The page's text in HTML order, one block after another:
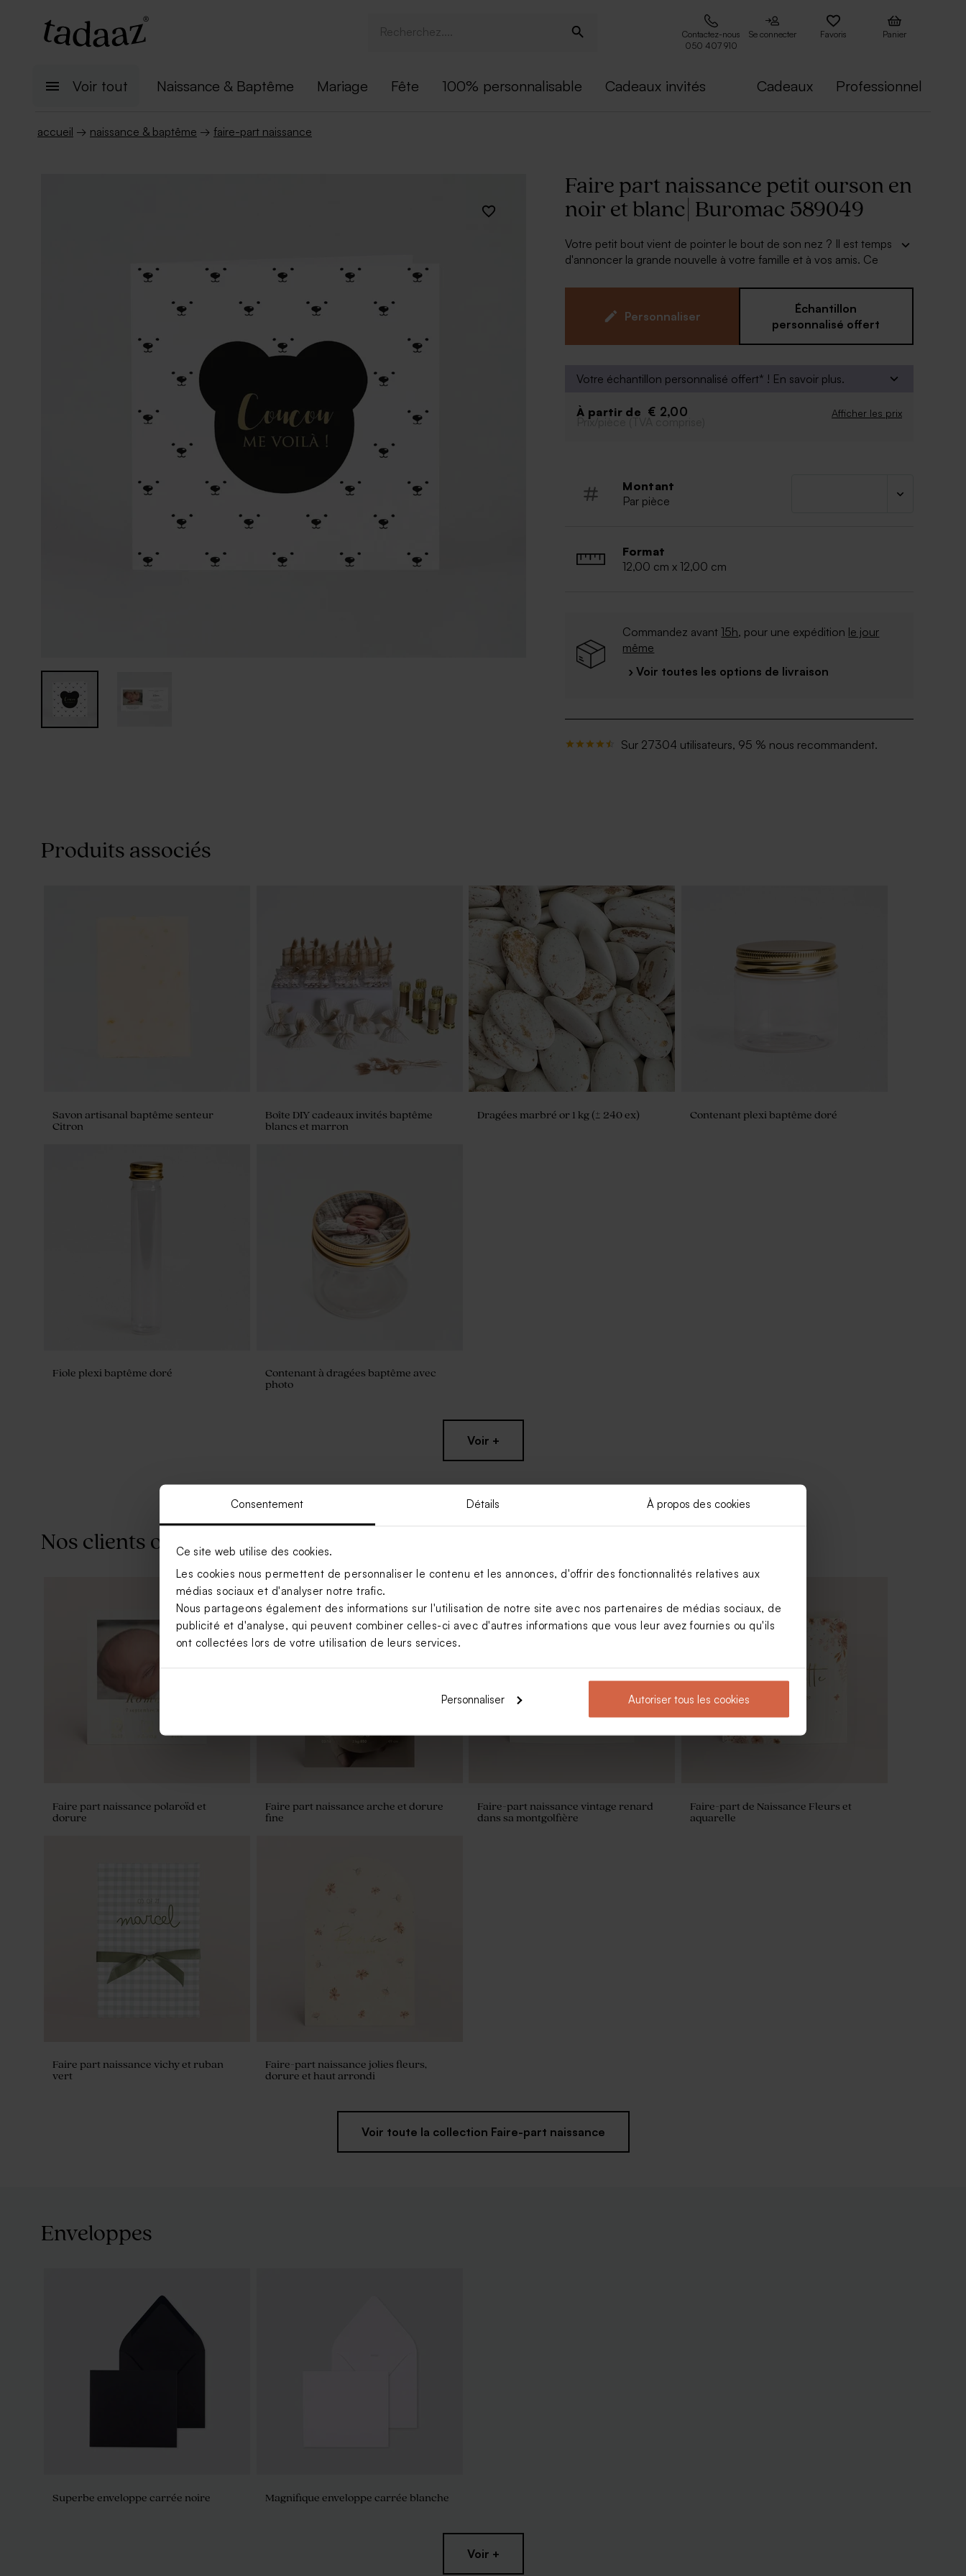
Consentement Détails À propos des cookies
Ce site web utilise des cookies.
Les cookies nous permettent de personnaliser le contenu et les annonces, d'offrir des fonctionnalités relatives aux
médias sociaux et d'analyser notre trafic.
Nous partageons également des informations sur l'utilisation de notre site avec nos partenaires de médias sociaux, de
publicité et d'analyse, qui peuvent combiner celles-ci avec d'autres informations que vous leur avez fournies ou qu'ils
ont collectées lors de votre utilisation de leurs services.
Personnaliser Autoriser tous les cookies
Contactez-nous
050 407 910
Se connecter Favoris Panier
Voir tout Naissance & Baptême Mariage Fête 100% personnalisable Cadeaux invités Cadeaux Professionnel
accueil → naissance & baptême → faire-part naissance
Faire part naissance petit ourson en
noir et blanc| Buromac 589049
Votre petit bout vient de pointer le bout de son nez ? Il est temps
d'annoncer la grande nouvelle à votre famille et à vos amis. Ce
que mignon fera l'unanimité. L'écriture en dorée sur la couverture
n'est pas modifiable. Rédigez votre texte avec les informations de
la naissance : prénom, date et heure de son arrivée, taille et poids.
Personnaliser
Échantillon
personnalisé offert
Votre échantillon personnalisé offert* ! En savoir plus.
À partir de € 2,00 Afficher les prix
Prix/pièce (TVA comprise)
Montant
Par pièce
Format
12,00 cm x 12,00 cm
Commandez avant15h, pour une expédition le jour
même
› Voir toutes les options de livraison
Sur 27304 utilisateurs, 95 % nous recommandent.
Produits associés
Savon artisanal baptême senteur
Citron
Boîte DIY cadeaux invités baptême
blancs et marron
Dragées marbré or 1 kg (± 240 ex) Contenant plexi baptême doré
Fiole plexi baptême doré
Contenant à dragées baptême avec
photo
Contenant à dragées baptême cloche
Savon baptême rond fleur d'or -
Sucette baptême blanche et dorée
Dragées baptême blanches et or1 kg (±
Voir +
Nos clients ont aussi aimé...
Faire part naissance polaroïd et
dorure
Faire part naissance arche et dorure
fine
Faire-part naissance vintage renard
dans sa montgolfière
Faire-part de Naissance Fleurs et
aquarelle
Faire part naissance vichy et ruban
vert
Faire-part naissance jolies fleurs,
dorure et haut arrondi
Voir toute la collection Faire-part naissance
Enveloppes
Superbe enveloppe carrée noire Magnifique enveloppe carrée blanche
Voir +